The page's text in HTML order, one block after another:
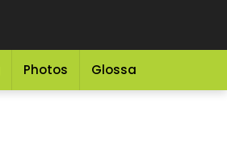
Photos Glossary